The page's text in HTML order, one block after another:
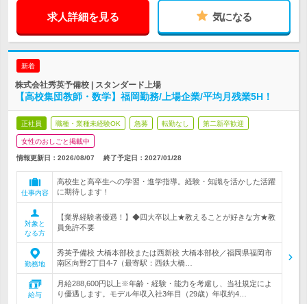
求人詳細を見る 気になる
新着
株式会社秀英予備校 | スタンダード上場
【高校集団教師・数学】福岡勤務/上場企業/平均月残業5H！
正社員 職種・業種未経験OK 急募 転勤なし 第二新卒歓迎
女性のおしごと掲載中
情報更新日：2026/08/07 終了予定日： 2027/01/28
仕事内容
高校生と高卒生への学習・進学指導。経験・知識を活かした活躍
に期待します！
対象と
なる方
【業界経験者優遇！】◆四大卒以上★教えることが好きな方★教
員免許不要
勤務地
秀英予備校 大橋本部校または西新校 大橋本部校／福岡県福岡市
南区向野2丁目4-7（最寄駅：西鉄大橋…
給与
月給288,600円以上※年齢・経験・能力を考慮し、当社規定によ
り優遇します。モデル年収入社3年目（29歳）年収約4…